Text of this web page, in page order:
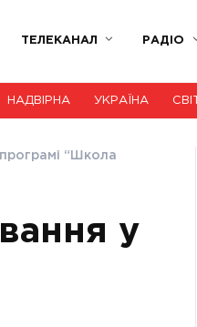
ТЕЛЕКАНАЛ РАДІО
НАДВІРНА УКРАЇНА СВІТ
“Школа
у